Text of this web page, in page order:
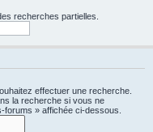
recherches partielles.
effectuer une recherche.
la recherche si vous ne
» affichée ci-dessous.